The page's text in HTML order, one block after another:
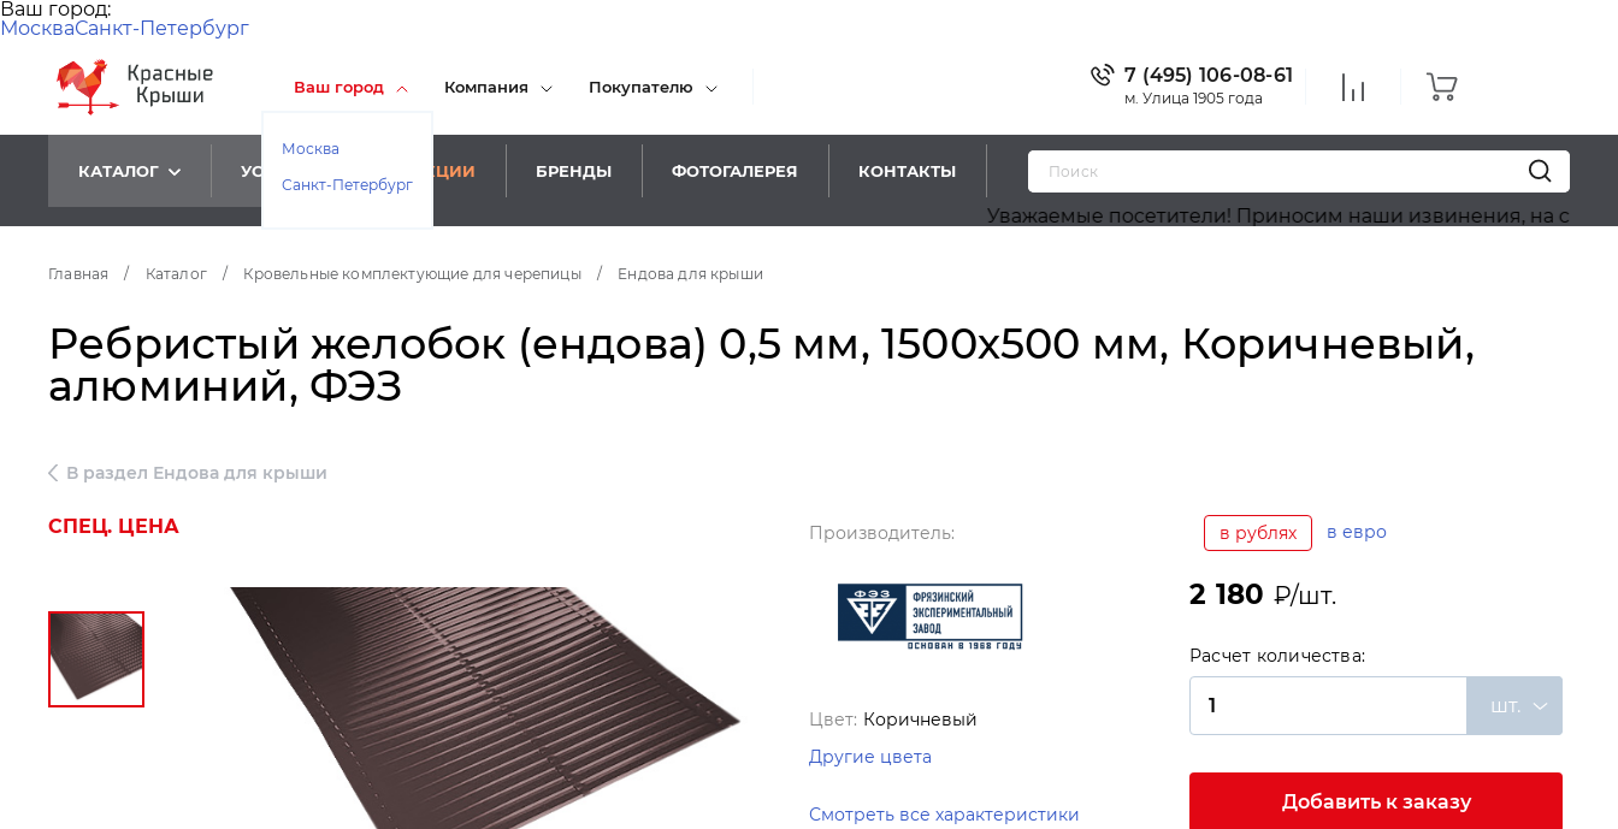
Ваш город:
МоскваСанкт-Петербург
Ваш город
Москва
Санкт-Петербург
Компания Покупателю
7 (495) 106-08-61
м. Улица 1905 года
КАТАЛОГ УСЛУГИ АКЦИИ БРЕНДЫ ФОТОГАЛЕРЕЯ КОНТАКТЫ
Уважаемые посетители! Приносим наши извинения, на сайте идёт
Главная / Каталог / Кровельные комплектующие для черепицы / Ендова для крыши
Ребристый желобок (ендова) 0,5 мм, 1500х500 мм, Коричневый,
алюминий, ФЭЗ
В раздел Ендова для крыши
СПЕЦ. ЦЕНА Производитель:
Цвет: Коричневый
Другие цвета
Смотреть все характеристики
в рублях в евро
2 180 ₽/шт.
Расчет количества:
шт.
Добавить к заказу